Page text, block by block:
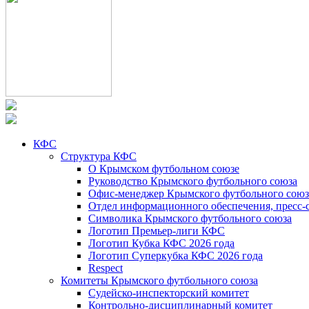
КФС
Структура КФС
О Крымском футбольном союзе
Руководство Крымского футбольного союза
Офис-менеджер Крымского футбольного
Отдел информационного обеспечения, пресс-
Символика Крымского футбольного союза
Логотип Премьер-лиги КФС
Логотип Кубка КФС 2026 года
Логотип Суперкубка КФС 2026 года
Respect
Комитеты Крымского футбольного союза
Судейско-инспекторский комитет
Контрольно-дисциплинарный комитет